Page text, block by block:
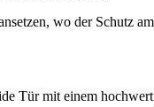
wo der Schutz
Tür mit einem